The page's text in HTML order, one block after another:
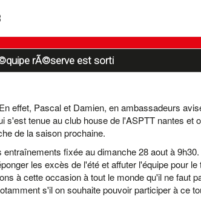
rÃ©serve est sorti
effet, Pascal et Damien, en ambassadeurs
s'est tenue au club house de l'ASPTT nantes et
de la saison prochaine.
fixée au dimanche 28 aout à
les excès de l'été et affuter l'équipe pour
à cette occasion à tout le monde qu'il ne faut
s'il on souhaite pouvoir participer à ce